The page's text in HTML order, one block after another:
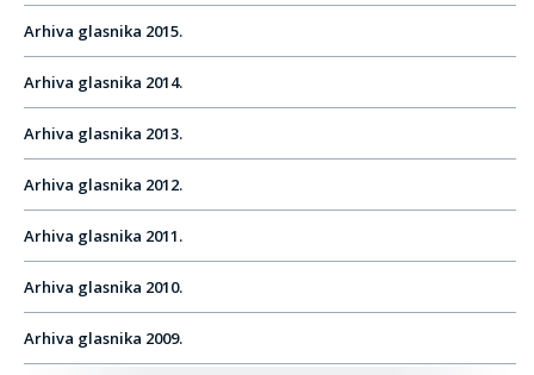
Arhiva glasnika 2015.
Arhiva glasnika 2014.
Arhiva glasnika 2013.
Arhiva glasnika 2012.
Arhiva glasnika 2011.
Arhiva glasnika 2010.
Arhiva glasnika 2009.